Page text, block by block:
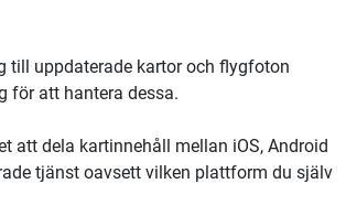
till uppdaterade kartor och flygfoton
för att hantera dessa.
att dela kartinnehåll mellan iOS, Android
tjänst oavsett vilken plattform du själv